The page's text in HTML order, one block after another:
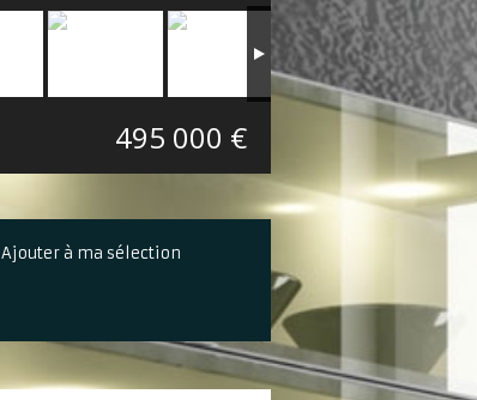
495 000 €
Ajouter à ma sélection